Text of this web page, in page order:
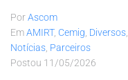
PorAscom
EmAMIRT, Cemig, Diversos,
Notícias, Parceiros
Postou 11/05/2026